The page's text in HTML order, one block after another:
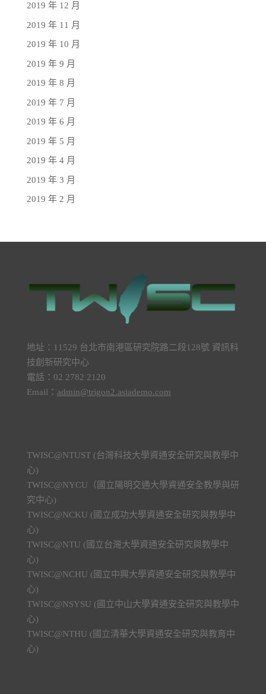
2019 年 12 月
2019 年 11 月
2019 年 10 月
2019 年 9 月
2019 年 8 月
2019 年 7 月
2019 年 6 月
2019 年 5 月
2019 年 4 月
2019 年 3 月
2019 年 2 月
地址：11529 台北市南港區研究院路二段128號 資訊科
技創新研究中心
電話：02 2782 2120
Email： admin@trigon2.asiademo.com
TWISC@NTUST (台灣科技大學資通安全研究與教學中
心)
TWISC@NYCU（國立陽明交通大學資通安全教學與研
究中心)
TWISC@NCKU (國立成功大學資通安全研究與教學中
心)
TWISC@NTU (國立台灣大學資通安全研究與教學中
心)
TWISC@NCHU (國立中興大學資通安全研究與教學中
心)
TWISC@NSYSU (國立中山大學資通安全研究與教學中
心)
TWISC@NTHU (國立清華大學資通安全研究與教育中
心)